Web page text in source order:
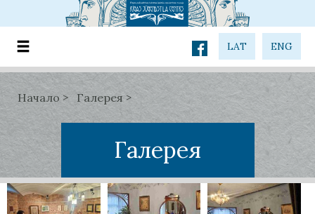
LAT ENG
Начало Галерея
Галерея